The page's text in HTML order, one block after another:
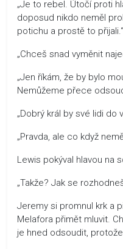
„Je to rebel. Útočí proti
doposud nikdo neměl
potichu a prostě to přijali.“
„Chceš snad vyměnit
„Jen říkám, že by bylo
Nemůžeme přece
„Dobrý král by své lidi do
„Pravda, ale co když
Lewis pokýval hlavou na
„Takže? Jak se
Jeremy si promnul krk a
Melafora přimět mluvit.
je hned odsoudit,